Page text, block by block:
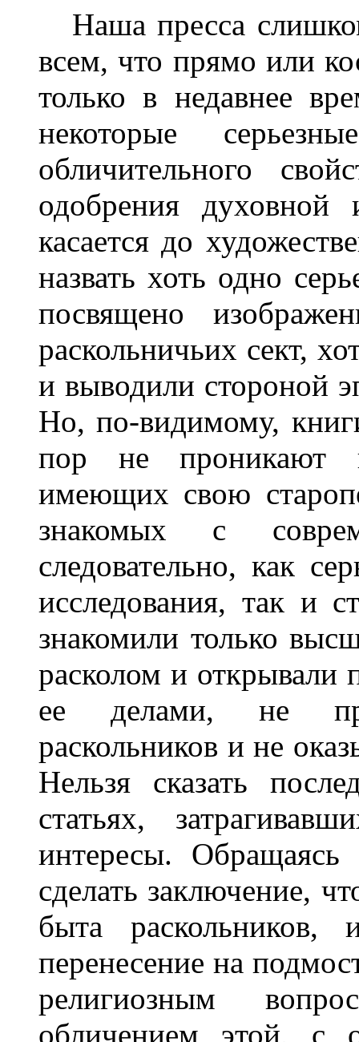
Наша пресса
всем, что прямо или
только в недавнее
некоторые
обличительного
одобрения
касается до
назвать хоть одно
посвящено
раскольничьих сект,
и выводили стороной
Но, по-видимому,
пор не проникают
имеющих свою
знакомых с
следовательно, как
исследования, так и
знакомили только
расколом и открывали
ее делами, не
раскольников и не
Нельзя сказать
статьях,
интересы.
сделать заключение,
быта
перенесение на
религиозным
обличением этой, с